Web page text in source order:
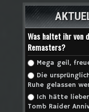
Was haltet ihr von
Remasters?
Mega geil,
Die
Ruhe gelassen
Ich hätte
Tomb Raider